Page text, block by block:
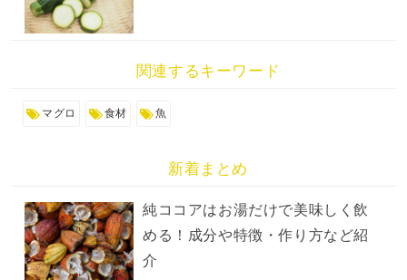
関連するキーワード
マグロ 食材 魚
新着まとめ
純ココアはお湯だけで美味しく飲
める！成分や特徴・作り方など紹
介